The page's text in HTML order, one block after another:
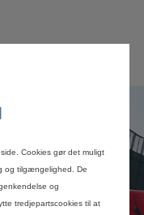
Cookies gør det muligt
og tilgængelighed. De
og
tredjepartscookies til at